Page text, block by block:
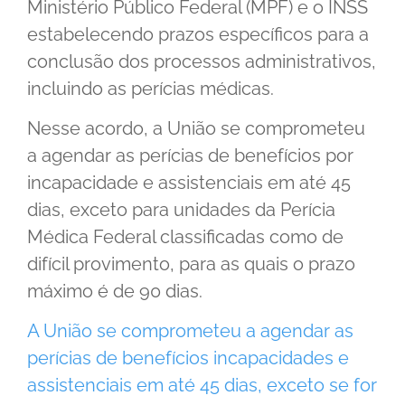
Ministério Público Federal (MPF) e o INSS
estabelecendo prazos específicos para a
conclusão dos processos administrativos,
incluindo as perícias médicas.
Nesse acordo, a União se comprometeu
a agendar as perícias de benefícios por
incapacidade e assistenciais em até 45
dias, exceto para unidades da Perícia
Médica Federal classificadas como de
difícil provimento, para as quais o prazo
máximo é de 90 dias.
A União se comprometeu a agendar as
perícias de benefícios incapacidades e
assistenciais em até 45 dias, exceto se for